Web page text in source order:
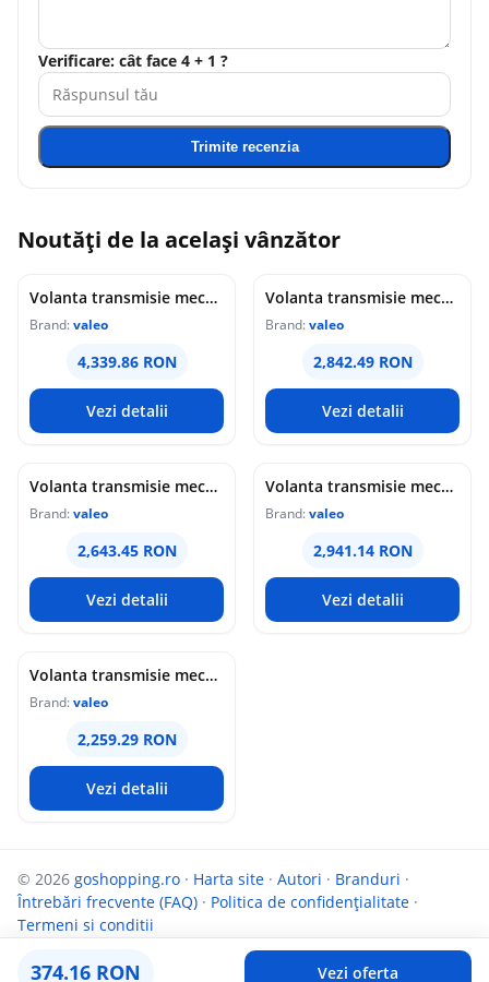
374.16 RON Vezi oferta
Verificare: cât face 4 + 1 ?
Trimite recenzia
Noutăți de la același vânzător
Volanta transmisie mecanica (294mm) potrivit BMW 1 (F20), 1 (F21), 2 (F22, F87), 2 (F23), 2 (F45), 3 (F30, F80), 3 (F31), 3 GRAN TURISMO (F34), 4 (F32, F82) 1.6 2.0 10.10-10.21
Brand:valeo
4,339.86 RON
Vezi detalii
Volanta transmisie mecanica (293,8mm) potrivit BMW 1 (E81), 1 (E82), 1 (E87), 1 (E88), 3 (E90), 3 (E91), 3 (E92), 3 (E93), 3 (F30, F80), 5 (E60), 5 (E61) 2.5 3.0 09.04-07.15
Brand:valeo
2,842.49 RON
Vezi detalii
Volanta transmisie mecanica (288mm) potrivit SEAT ALHAMBRA; VW SHARAN 1.8 2.0 2.0LPG 09.95-03.10
Brand:valeo
2,643.45 RON
Vezi detalii
Volanta transmisie mecanica (288,65mm) potrivit BMW 3 (E46), 5 (E60), 5 (E61), X3 (E83), X5 (E53), Z4 (E85) 2.2 2.5 3.0 04.00-12.10
Brand:valeo
2,941.14 RON
Vezi detalii
Volanta transmisie mecanica (283mm) potrivit HYUNDAI I40 I, I40 I CW, IX35; KIA OPTIMA, SPORTAGE III 2.0 08.09-
Brand:valeo
2,259.29 RON
Vezi detalii
© 2026 goshopping.ro · Harta site · Autori · Branduri ·
Întrebări frecvente (FAQ) · Politica de confidențialitate ·
Termeni si conditii
Parteneri: InfoCompanii.ro Targuldecarti.ro